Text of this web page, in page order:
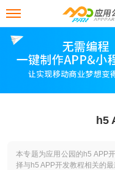
h5
本专题为应用公园的h5 APP
择与h5 APP开发教程相关的最